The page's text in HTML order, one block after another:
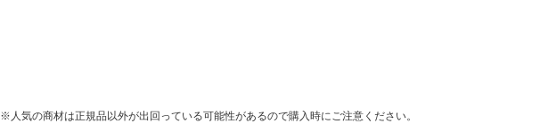
※人気の商材は正規品以外が出回っている可能性があるので購入時にご注意ください。